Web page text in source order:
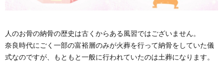
人のお骨の納骨の歴史は古くからある風習ではございません。
奈良時代にごく一部の富裕層のみが火葬を行って納骨をしていた儀
式なのですが、もともと一般に行われていたのは土葬になります。